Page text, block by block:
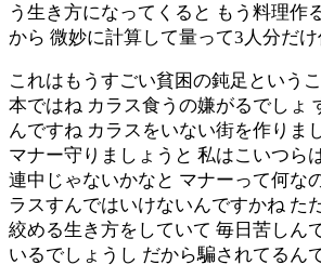
う生き方になってくると もう料理作
から 微妙に計算して量って3人分だ
これはもうすごい貧困の鈍足という
本ではね カラス食うの嫌がるでしょ
んですね カラスをいない街を作りま
マナー守りましょうと 私はこいつら
連中じゃないかなと マナーって何な
ラスすんではいけないんですかね た
絞める生き方をしていて 毎日苦しん
いるでしょうし だから騙されてるん